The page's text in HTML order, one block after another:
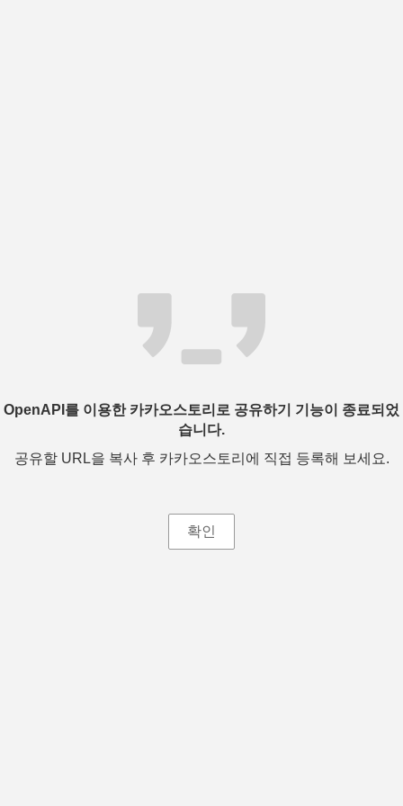
OpenAPI를 이용한 카카오스토리로 공유하기 기능이 종료되었
습니다.
공유할 URL을 복사 후 카카오스토리에 직접 등록해 보세요.
확인